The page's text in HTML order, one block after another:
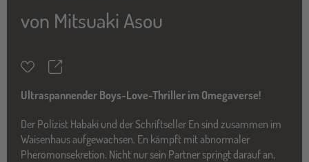
von Mitsuaki Asou
MerkzettelTeilen
Ultraspannender Boys-Love-Thriller im Omegaverse!
Der Polizist Habaki und der Schriftseller En sind zusammen im
Waisenhaus aufgewachsen. En kämpft mit abnormaler
Pheromonsekretion. Nicht nur sein Partner springt darauf an,